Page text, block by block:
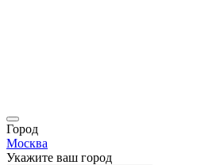
Город
Москва
Укажите ваш город